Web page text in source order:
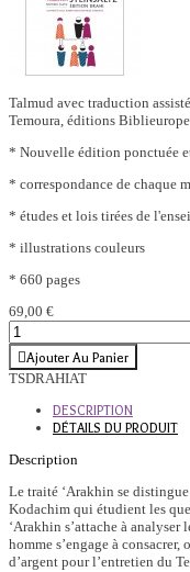
Talmud avec traduction
Temoura, éditions Biblieurope
* Nouvelle édition ponctuée
* correspondance de chaque
* études et lois tirées de
* illustrations couleurs
* 660 pages
69,00 €
Ajouter Au Panier
TSDRAHIAT
DESCRIPTION
DÉTAILS DU PRODUIT
Description
Le traité ‘Arakhin se
Kodachim qui étudient les
‘Arakhin s’attache à
homme s’engage à
d’argent pour l’entretien du